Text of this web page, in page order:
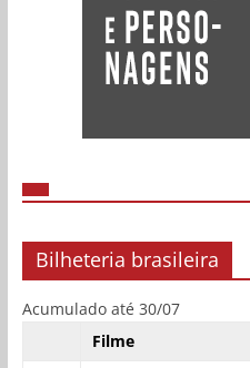
Bilheteria brasileira
Acumulado até 30/07
Filme